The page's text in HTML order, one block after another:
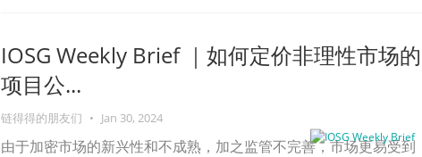
IOSG Weekly Brief ｜如何定价非理性市场的
项目公...
链得得的朋友们 • Jan 30, 2024
由于加密市场的新兴性和不成熟，加之监管不完善，市场更易受到